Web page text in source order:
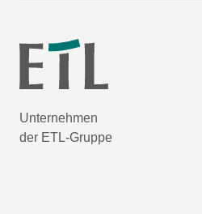
Unternehmen
der ETL-Gruppe